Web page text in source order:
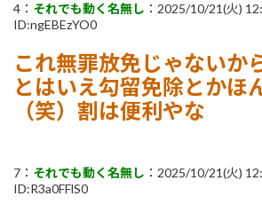
4： それでも動く名無し ：2025/10/21(火)
ID:ngEBEzYO0
これ無罪放免じゃないか
とはいえ勾留免除とかほ
（笑）割は便利やな
7： それでも動く名無し ：2025/10/21(火)
ID:R3a0FFlS0